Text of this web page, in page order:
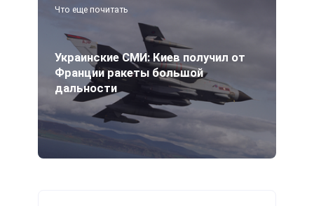
Что еще почитать
Украинские СМИ: Киев получил от
Франции ракеты большой
дальности